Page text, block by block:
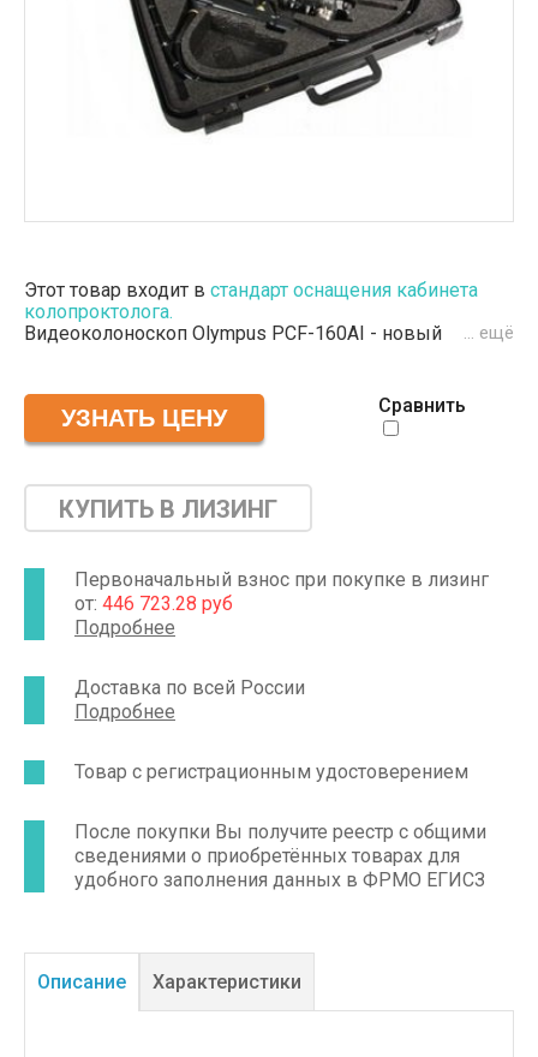
Этот товар входит в стандарт оснащения кабинета
колопроктолога.
Видеоколоноскоп Olympus PCF-160AI - новый
Производителю удалось уменьшить диаметр
вводимой части до 11,5 мм, не затронув размеры
инструментального канала. Рабочая магистраль по
использования большинства целевых инструментов,
способствует проведению качественной ирригации и
аспирации. Технология INNOFLEX позволяет изменять
… ещё
Сравнить
КУПИТЬ В ЛИЗИНГ
Первоначальный взнос при покупке в лизинг
от: 446 723.28 руб
Подробнее
Доставка по всей России
Подробнее
Товар с регистрационным удостоверением
После покупки Вы получите реестр с общими
сведениями о приобретённых товарах для
удобного заполнения данных в ФРМО ЕГИСЗ
Описание Характеристики